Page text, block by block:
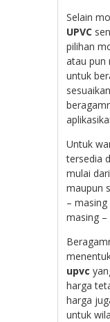
Selain
UPVC
pilihan
atau pun
untuk
Untuk
tersedia
mulai
maupun
–
masing –
upvc
harga
harga
untuk